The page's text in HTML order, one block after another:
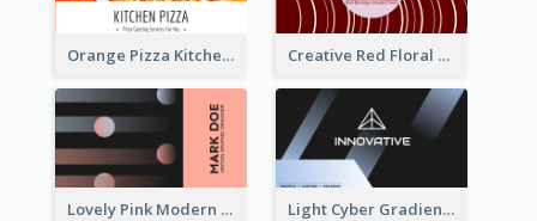
Orange Pizza Kitchen Business Card Creative Red Floral Business Card Design
Lovely Pink Modern Business Card Layout Light Cyber Gradient Digital Business Card Template